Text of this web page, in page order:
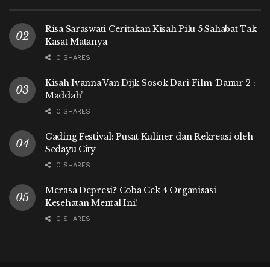
Risa Saraswati Ceritakan Kisah Pilu 5 Sahabat Tak
Kasat Matanya
0 SHARES
Kisah Ivanna Van Dijk Sosok Dari Film ‘Danur 2 :
Maddah’
0 SHARES
Gading Festival: Pusat Kuliner dan Rekreasi oleh
Sedayu City
0 SHARES
Merasa Depresi? Coba Cek 4 Organisasi
Kesehatan Mental Ini!
0 SHARES